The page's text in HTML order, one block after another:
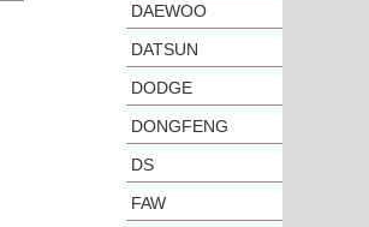
DAEWOO
DATSUN
DODGE
DONGFENG
DS
FAW